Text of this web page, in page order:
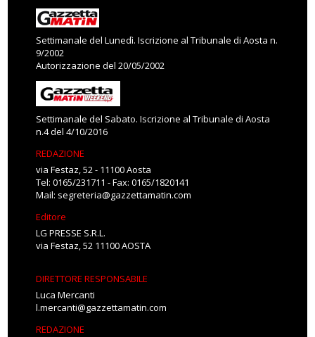
Settimanale del Lunedì. Iscrizione al Tribunale di Aosta n.
9/2002
Autorizzazione del 20/05/2002
Settimanale del Sabato. Iscrizione al Tribunale di Aosta
n.4 del 4/10/2016
REDAZIONE
via Festaz, 52 - 11100 Aosta
Tel: 0165/231711 - Fax: 0165/1820141
Mail: segreteria@gazzettamatin.com
Editore
LG PRESSE S.R.L.
via Festaz, 52 11100 AOSTA
DIRETTORE RESPONSABILE
Luca Mercanti
l.mercanti@gazzettamatin.com
REDAZIONE